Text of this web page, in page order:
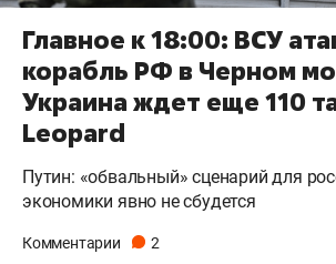
Главное к 18:00: ВСУ
корабль РФ в Черном
Украина ждет еще 110
Leopard
Путин: «обвальный» сценарий для
экономики явно не сбудется
Комментарии 2